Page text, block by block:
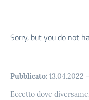
Sorry, but you do not
Pubblicato: 13.04.2022 -
Eccetto dove